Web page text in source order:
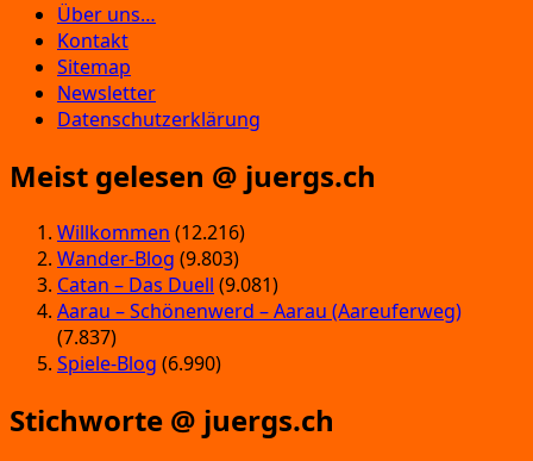
Über uns…
Kontakt
Sitemap
Newsletter
Datenschutzerklärung
Meist gelesen @ juergs.ch
Willkommen (12.216)
Wander-Blog (9.803)
Catan – Das Duell (9.081)
Aarau – Schönenwerd – Aarau (Aareuferweg)
(7.837)
Spiele-Blog (6.990)
Stichworte @ juergs.ch